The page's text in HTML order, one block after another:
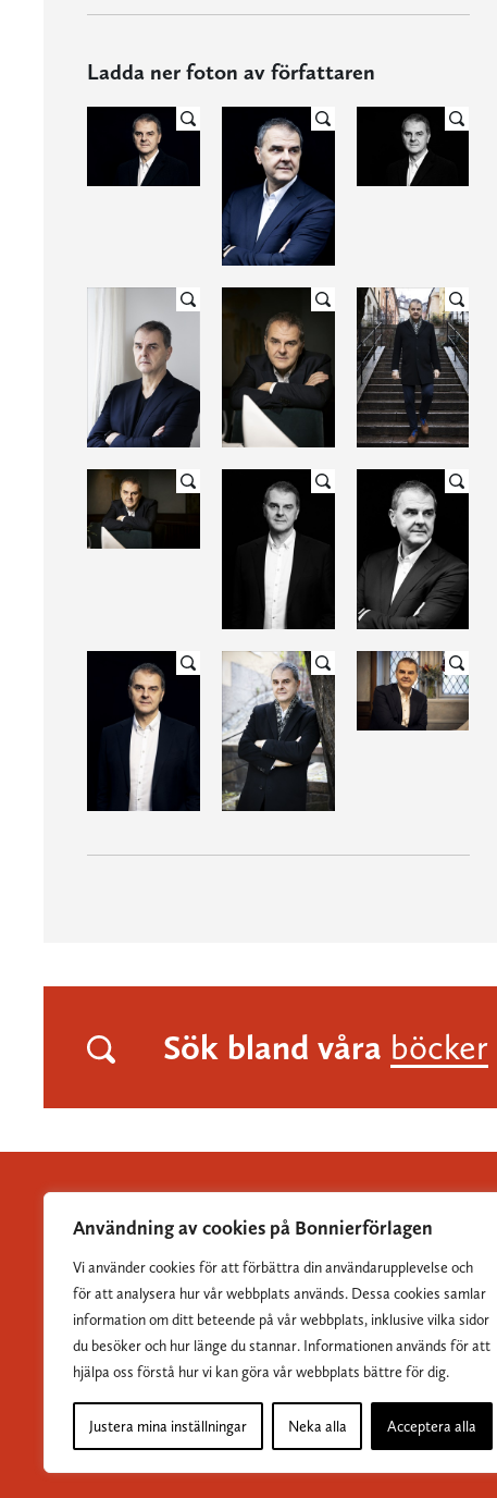
Användning av cookies på Bonnierförlagen
Vi använder cookies för att förbättra din användarupplevelse och
för att analysera hur vår webbplats används. Dessa cookies samlar
information om ditt beteende på vår webbplats, inklusive vilka sidor
du besöker och hur länge du stannar. Informationen används för att
hjälpa oss förstå hur vi kan göra vår webbplats bättre för dig.
Justera mina inställningar Neka alla Acceptera alla
Ladda ner foton av författaren
Sök bland våra böcker
Albert Bonniers Förlag grundades 1837 och är Sveriges
största skönlitterära förlag.